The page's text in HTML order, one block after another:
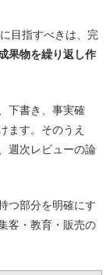
目指すべきは、完
果物を繰り返し作
下書き、事実確
ます。そのうえ
週次レビューの論
つ部分を明確にす
客・教育・販売の